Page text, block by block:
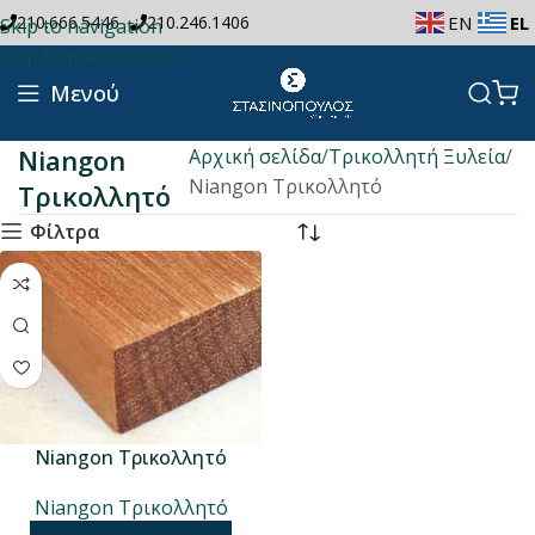
Skip to navigation
Skip to main content
210.666.5446| 210.246.1406 EN EL
Μενού
Niangon
Τρικολλητό
Αρχική σελίδα Τρικολλητή Ξυλεία
Niangon Τρικολλητό
Φίλτρα
Niangon Τρικολλητό
Niangon Τρικολλητό